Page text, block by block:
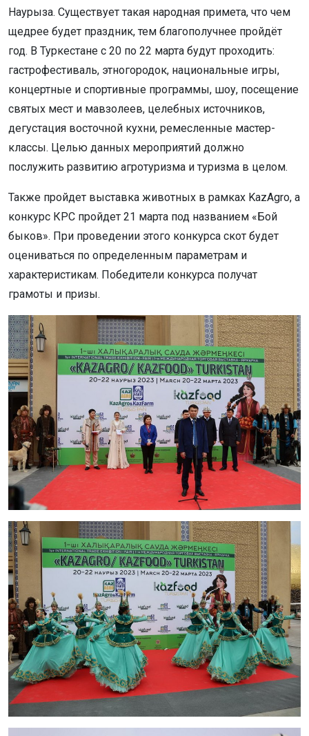
Наурыза. Существует такая народная примета, что чем
щедрее будет праздник, тем благополучнее пройдёт
год. В Туркестане с 20 по 22 марта будут проходить:
гастрофестиваль, этногородок, национальные игры,
концертные и спортивные программы, шоу, посещение
святых мест и мавзолеев, целебных источников,
дегустация восточной кухни, ремесленные мастер-
классы. Целью данных мероприятий должно
послужить развитию агротуризма и туризма в целом.
Также пройдет выставка животных в рамках KazAgro, а
конкурс КРС пройдет 21 марта под названием «Бой
быков». При проведении этого конкурса скот будет
оцениваться по определенным параметрам и
характеристикам. Победители конкурса получат
грамоты и призы.